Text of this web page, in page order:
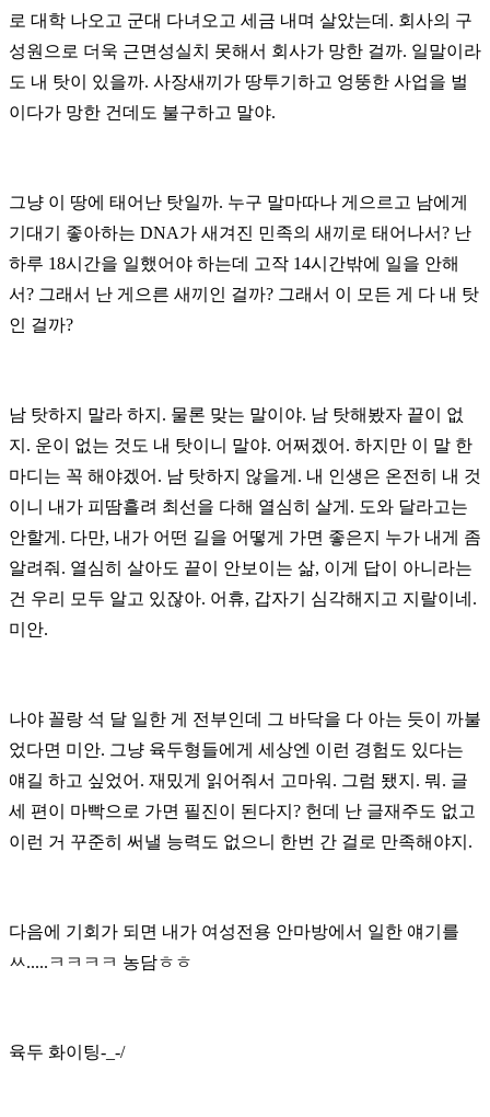
로 대학 나오고 군대 다녀오고 세금 내며 살았는데. 회사의 구
성원으로 더욱 근면성실치 못해서 회사가 망한 걸까. 일말이라
도 내 탓이 있을까. 사장새끼가 땅투기하고 엉뚱한 사업을 벌
이다가 망한 건데도 불구하고 말야.
그냥 이 땅에 태어난 탓일까. 누구 말마따나 게으르고 남에게
기대기 좋아하는 DNA가 새겨진 민족의 새끼로 태어나서? 난
하루 18시간을 일했어야 하는데 고작 14시간밖에 일을 안해
서? 그래서 난 게으른 새끼인 걸까? 그래서 이 모든 게 다 내 탓
인 걸까?
남 탓하지 말라 하지. 물론 맞는 말이야. 남 탓해봤자 끝이 없
지. 운이 없는 것도 내 탓이니 말야. 어쩌겠어. 하지만 이 말 한
마디는 꼭 해야겠어. 남 탓하지 않을게. 내 인생은 온전히 내 것
이니 내가 피땀흘려 최선을 다해 열심히 살게. 도와 달라고는
안할게. 다만, 내가 어떤 길을 어떻게 가면 좋은지 누가 내게 좀
알려줘. 열심히 살아도 끝이 안보이는 삶, 이게 답이 아니라는
건 우리 모두 알고 있잖아. 어휴, 갑자기 심각해지고 지랄이네.
미안.
나야 꼴랑 석 달 일한 게 전부인데 그 바닥을 다 아는 듯이 까불
었다면 미안. 그냥 육두형들에게 세상엔 이런 경험도 있다는
얘길 하고 싶었어. 재밌게 읽어줘서 고마워. 그럼 됐지. 뭐. 글
세 편이 마빡으로 가면 필진이 된다지? 헌데 난 글재주도 없고
이런 거 꾸준히 써낼 능력도 없으니 한번 간 걸로 만족해야지.
다음에 기회가 되면 내가 여성전용 안마방에서 일한 얘기를
ㅆ.....ㅋㅋㅋㅋ 농담ㅎㅎ
육두 화이팅-_-/